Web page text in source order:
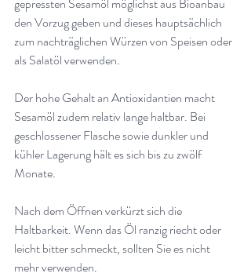
den Vorzug geben und dieses hauptsächlich
zum nachträglichen Würzen von Speisen oder
als Salatöl verwenden.
Der hohe Gehalt an Antioxidantien macht
Sesamöl zudem relativ lange haltbar. Bei
geschlossener Flasche sowie dunkler und
kühler Lagerung hält es sich bis zu zwölf
Monate.
Nach dem Öffnen verkürzt sich die
Haltbarkeit. Wenn das Öl ranzig riecht oder
leicht bitter schmeckt, sollten Sie es nicht
mehr verwenden.